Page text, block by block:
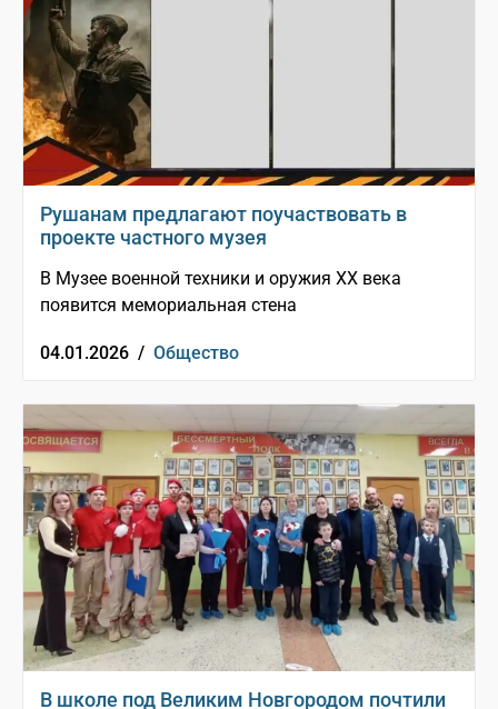
Рушанам предлагают поучаствовать в
проекте частного музея
В Музее военной техники и оружия XX века
появится мемориальная стена
04.01.2026 / Общество
В школе под Великим Новгородом почтили